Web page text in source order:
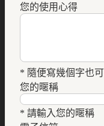
您的使用心得
* 隨便寫幾個字也
您的暱稱
* 請輸入您的暱稱